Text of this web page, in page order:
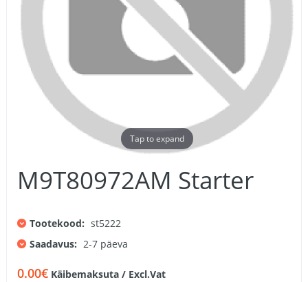
Tap to expand
M9T80972AM Starter
Tootekood: st5222
Saadavus: 2-7 päeva
0.00€ Käibemaksuta / Excl.Vat